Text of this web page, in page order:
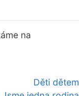
Děti dětem
na